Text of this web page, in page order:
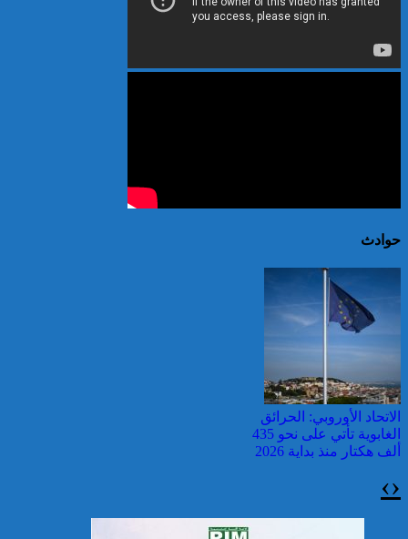
حوادث
الاتحاد الأوروبي: الحرائق
الغابوية تأتي على نحو 435
ألف هكتار منذ بداية 2026
‹
›